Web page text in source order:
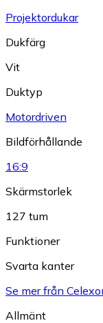
Projektordukar
Dukfärg
Vit
Duktyp
Motordriven
Bildförhållande
16:9
Skärmstorlek
127 tum
Funktioner
Svarta kanter
Se mer från
Allmänt